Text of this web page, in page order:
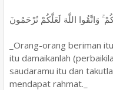
وَاتَّقُوا اللَّهَ لَعَلَّكُمْ تُرْحَمُونَ
_Orang-orang beriman
itu damaikanlah
saudaramu itu dan
mendapat rahmat._